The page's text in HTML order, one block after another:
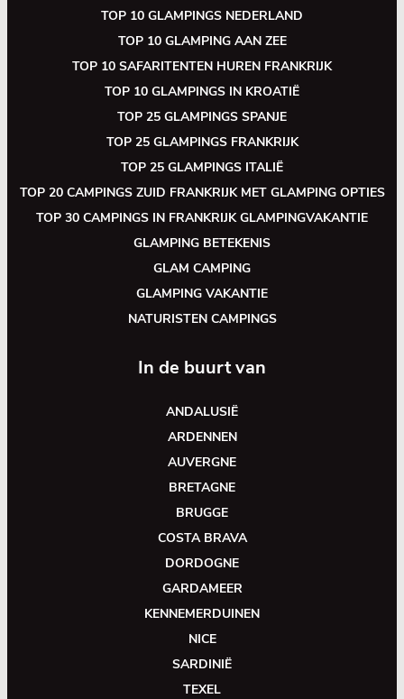
TOP 10 GLAMPINGS NEDERLAND
TOP 10 GLAMPING AAN ZEE
TOP 10 SAFARITENTEN HUREN FRANKRIJK
TOP 10 GLAMPINGS IN KROATIË
TOP 25 GLAMPINGS SPANJE
TOP 25 GLAMPINGS FRANKRIJK
TOP 25 GLAMPINGS ITALIË
TOP 20 CAMPINGS ZUID FRANKRIJK MET GLAMPING OPTIES
TOP 30 CAMPINGS IN FRANKRIJK GLAMPINGVAKANTIE
GLAMPING BETEKENIS
GLAM CAMPING
GLAMPING VAKANTIE
NATURISTEN CAMPINGS
In de buurt van
ANDALUSIË
ARDENNEN
AUVERGNE
BRETAGNE
BRUGGE
COSTA BRAVA
DORDOGNE
GARDAMEER
KENNEMERDUINEN
NICE
SARDINIË
TEXEL